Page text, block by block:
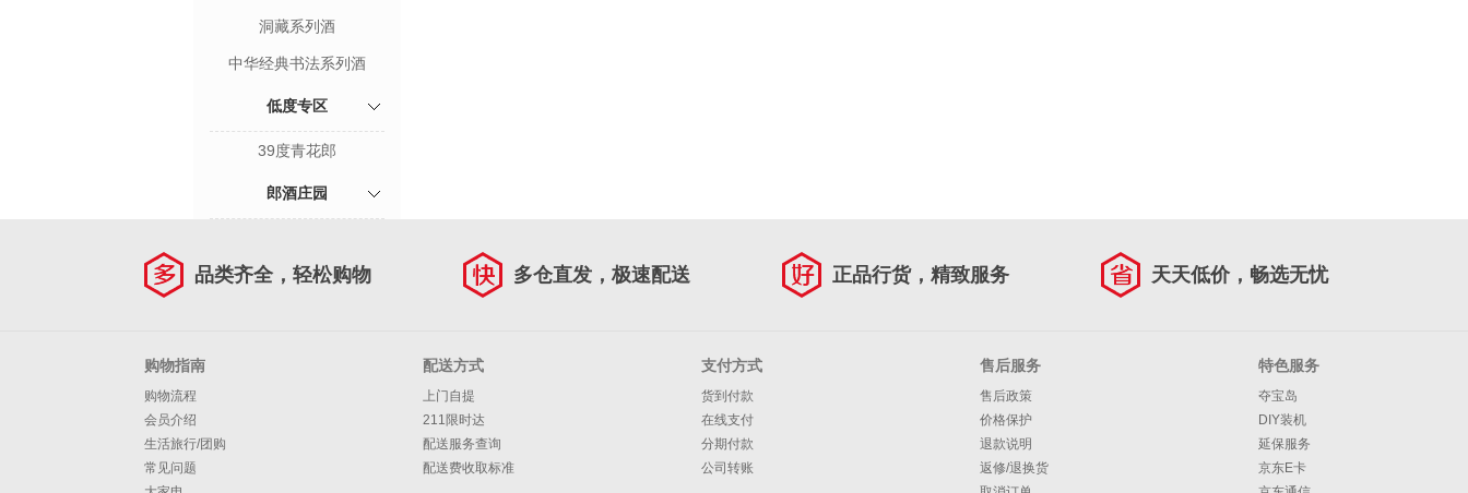
洞藏系列酒
中华经典书法系列酒
低度专区
39度青花郎
郎酒庄园
品类齐全，轻松购物 多仓直发，极速配送 正品行货，精致服务 天天低价，畅选无忧
购物指南
购物流程
会员介绍
生活旅行/团购
常见问题
配送方式
上门自提
211限时达
配送服务查询
配送费收取标准
支付方式
货到付款
在线支付
分期付款
公司转账
售后服务
售后政策
价格保护
退款说明
返修/退换货
特色服务
夺宝岛
DIY装机
延保服务
京东E卡